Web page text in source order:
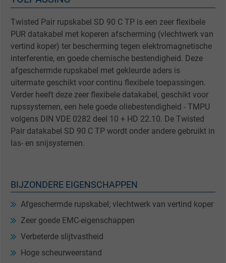
Twisted Pair rupskabel SD 90 C TP is een zeer flexibele
PUR datakabel met koperen afscherming (vlechtwerk van
vertind koper) ter bescherming tegen elektromagnetische
interferentie, en goede chemische bestendigheid. Deze
afgeschermde rupskabel met gekleurde aders is
uitermate geschikt voor continu flexibele toepassingen.
Verder heeft deze zeer flexibele datakabel, geschikt voor
rupssystemen, een hele goede oliebestendigheid - TMPU
volgens DIN VDE 0282 deel 10 + HD 22.10. De Twisted
Pair datakabel SD 90 C TP wordt onder andere gebruikt in
las- en snijsystemen.
BIJZONDERE EIGENSCHAPPEN
Afgeschermde rupskabel; vlechtwerk van vertind koper
Zeer goede EMC-eigenschappen
Verbeterde slijtvastheid
Hoge scheurweerstand